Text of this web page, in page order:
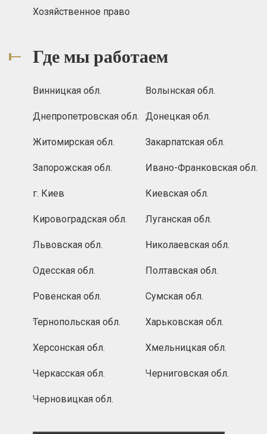
Хозяйственное право
Где мы работаем
Винницкая обл. Волынская обл.
Днепропетровская обл. Донецкая обл.
Житомирская обл. Закарпатская обл.
Запорожская обл. Ивано-Франковская обл.
г. Киев Киевская обл.
Кировоградская обл. Луганская обл.
Львовская обл. Николаевская обл.
Одесская обл. Полтавская обл.
Ровенская обл. Сумская обл.
Тернопольская обл. Харьковская обл.
Херсонская обл. Хмельницкая обл.
Черкасская обл. Черниговская обл.
Черновицкая обл.